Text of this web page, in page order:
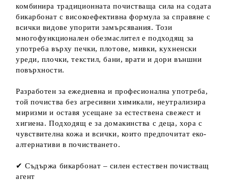
комбинира традиционната почистваща сила на содата
бикарбонат с високоефективна формула за справяне с
всички видове упорити замърсявания. Този
многофункционален обезмаслител е подходящ за
употреба върху печки, плотове, мивки, кухненски
уреди, плочки, текстил, бани, врати и дори външни
повърхности.
Разработен за ежедневна и професионална употреба,
той почиства без агресивни химикали, неутрализира
миризми и оставя усещане за естествена свежест и
хигиена. Подходящ е за домакинства с деца, хора с
чувствителна кожа и всички, които предпочитат еко-
алтернативи в почистването.
✔ Съдържа бикарбонат – силен естествен почистващ
агент